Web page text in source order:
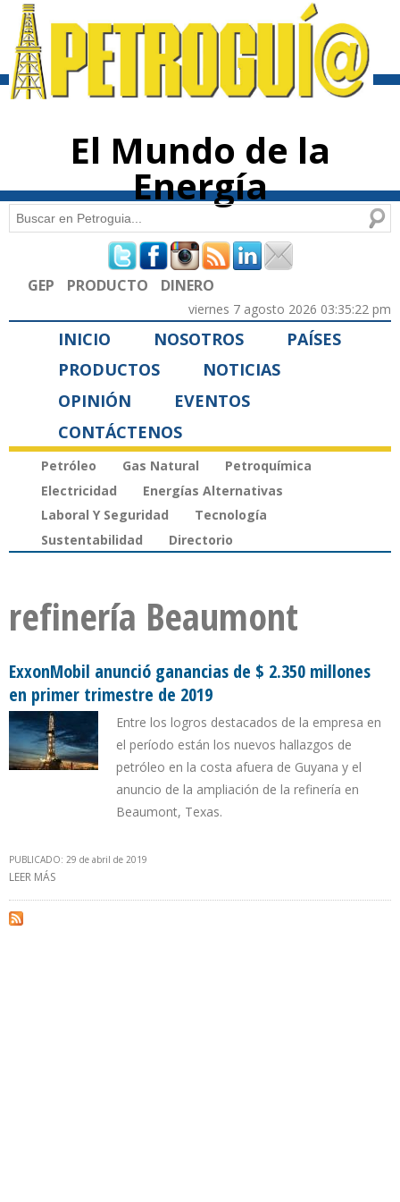
contenido
El Mundo de la
Energía
Formulario de búsqueda
Buscar
GEP PRODUCTO DINERO
viernes 7 agosto 2026 03:35:22 pm
INICIO NOSOTROS
PAÍSES
PRODUCTOS
NOTICIAS
OPINIÓN
EVENTOS
CONTÁCTENOS
Petróleo Gas Natural
Petroquímica
Electricidad
Energías Alternativas
Laboral Y Seguridad
Tecnología
Sustentabilidad
Directorio
refinería Beaumont
ExxonMobil anunció ganancias de $ 2.350 millones
en primer trimestre de 2019
Entre los logros destacados de la empresa en
el período están los nuevos hallazgos de
petróleo en la costa afuera de Guyana y el
anuncio de la ampliación de la refinería en
Beaumont, Texas.
PUBLICADO: 29 de abril de 2019
LEER MÁS